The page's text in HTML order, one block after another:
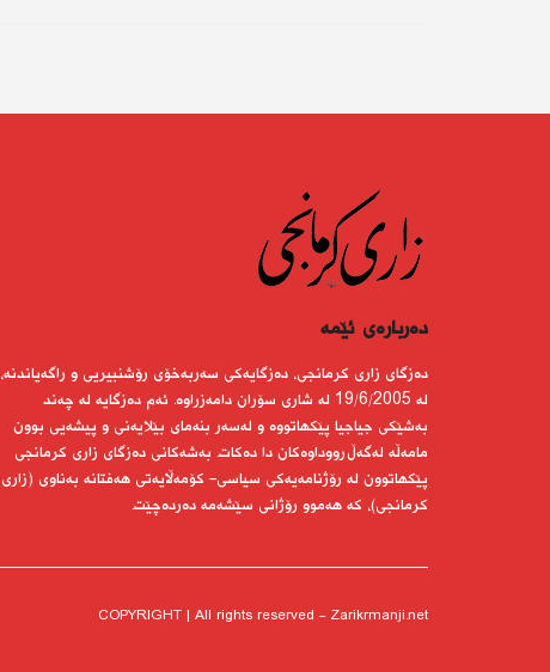
دەربارەى ئێمە
دەزگای زاری كرمانجی، دەزگایەكی سەربەخۆی رۆشنبیریی و راگەیاندنە،
لە 19/6/2005 لە شاری سۆران دامەزراوە. ئەم دەزگایە لە چەند
بەشێكی جیاجیا پێكهاتووە و لەسەر بنەمای بێلایەنی و پیشەیی بوون
مامەڵە لەگەڵ رووداوەكان دا دەكات. بەشەكانی دەزگای زاری كرمانجی
پێكهاتوون لە رۆژنامەیەكی سیاسی- كۆمەڵایەتی هەفتانە بەناوی (زاری
كرمانجی)، كە هەموو رۆژانی سێشەمە دەردەچێت.
COPYRIGHT | All rights reserved - Zarikrmanji.net